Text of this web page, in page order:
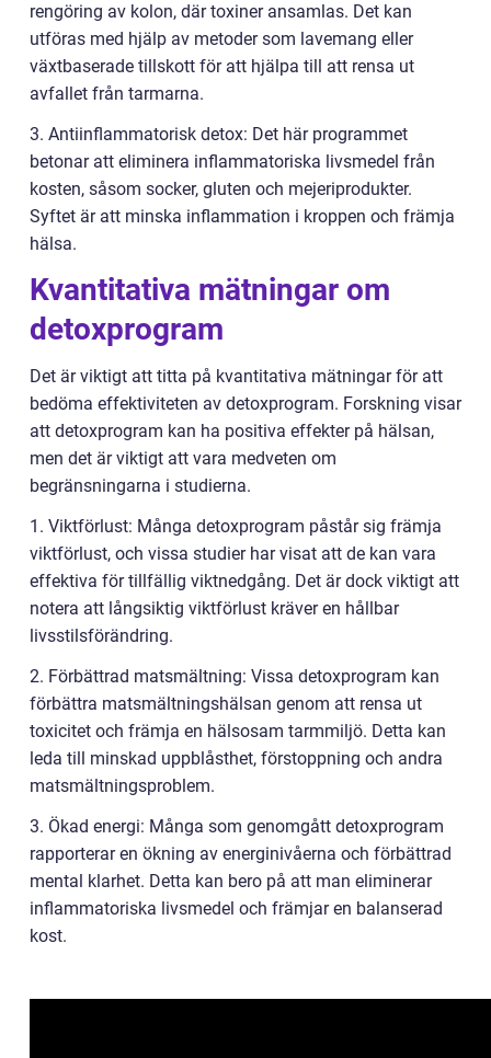
rengöring av kolon, där toxiner ansamlas. Det kan
utföras med hjälp av metoder som lavemang eller
växtbaserade tillskott för att hjälpa till att rensa ut
avfallet från tarmarna.
3. Antiinflammatorisk detox: Det här programmet
betonar att eliminera inflammatoriska livsmedel från
kosten, såsom socker, gluten och mejeriprodukter.
Syftet är att minska inflammation i kroppen och främja
hälsa.
Kvantitativa mätningar om
detoxprogram
Det är viktigt att titta på kvantitativa mätningar för att
bedöma effektiviteten av detoxprogram. Forskning visar
att detoxprogram kan ha positiva effekter på hälsan,
men det är viktigt att vara medveten om
begränsningarna i studierna.
1. Viktförlust: Många detoxprogram påstår sig främja
viktförlust, och vissa studier har visat att de kan vara
effektiva för tillfällig viktnedgång. Det är dock viktigt att
notera att långsiktig viktförlust kräver en hållbar
livsstilsförändring.
2. Förbättrad matsmältning: Vissa detoxprogram kan
förbättra matsmältningshälsan genom att rensa ut
toxicitet och främja en hälsosam tarmmiljö. Detta kan
leda till minskad uppblåsthet, förstoppning och andra
matsmältningsproblem.
3. Ökad energi: Många som genomgått detoxprogram
rapporterar en ökning av energinivåerna och förbättrad
mental klarhet. Detta kan bero på att man eliminerar
inflammatoriska livsmedel och främjar en balanserad
kost.